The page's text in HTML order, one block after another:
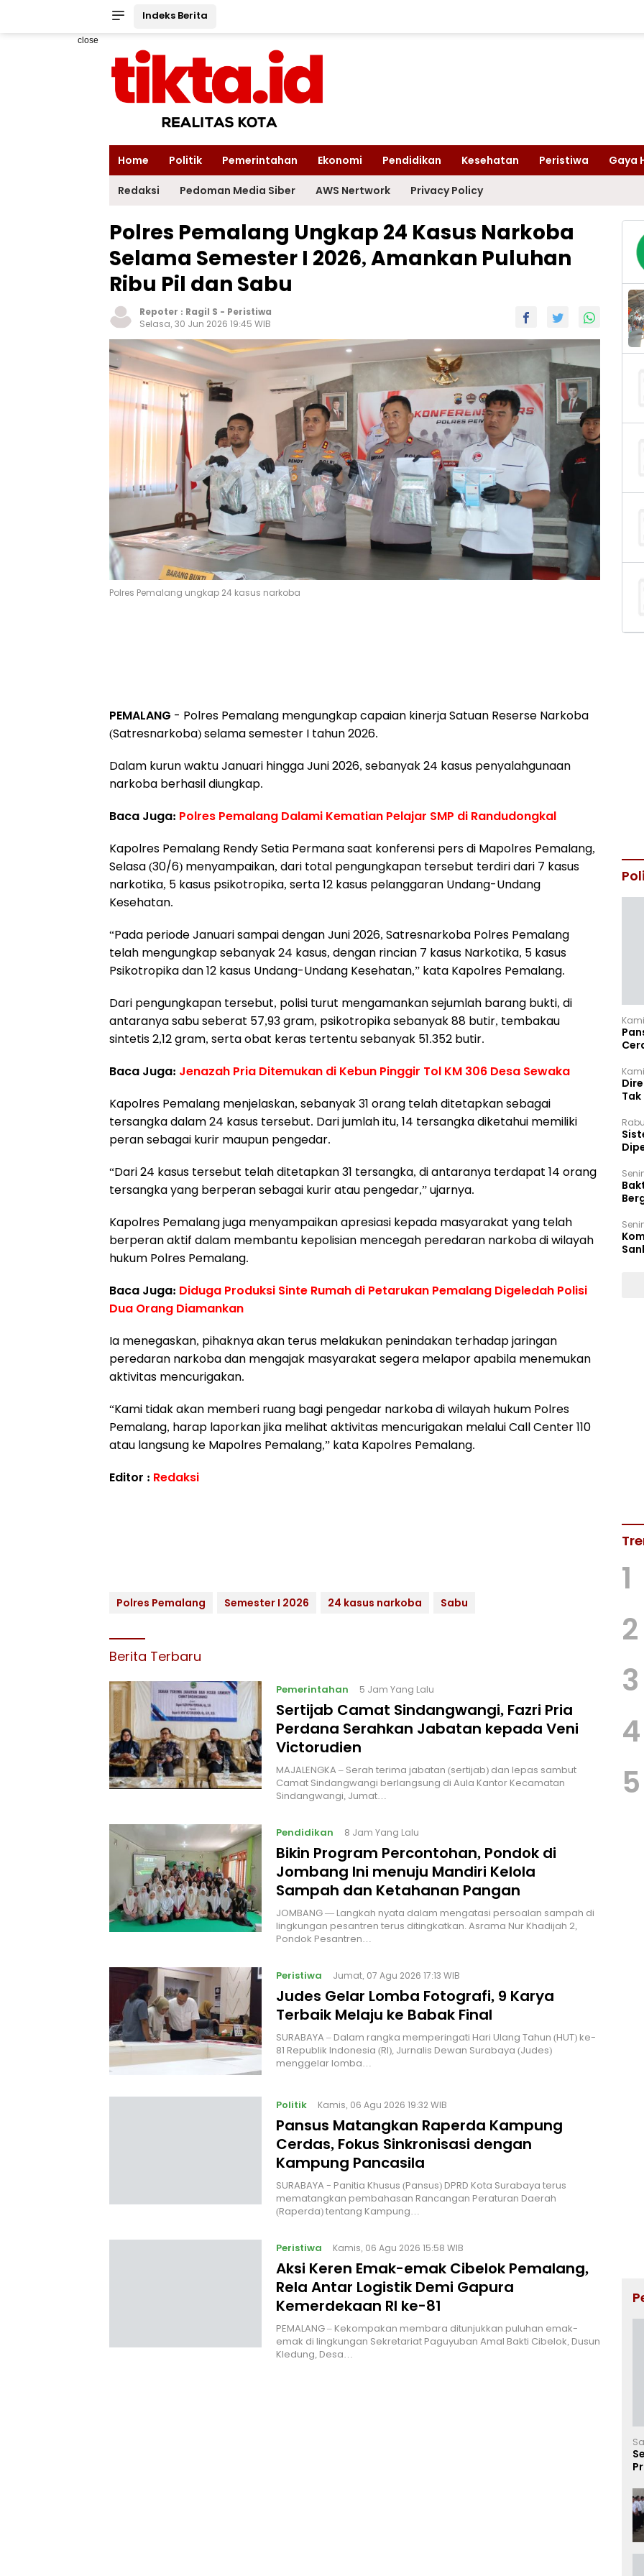
Indeks Berita
close
Home Politik Pemerintahan Ekonomi Pendidikan Kesehatan Peristiwa Gaya
Redaksi Pedoman Media Siber AWS Nertwork Privacy Policy
Polres Pemalang Ungkap 24 Kasus Narkoba
Selama Semester I 2026, Amankan Puluhan
Ribu Pil dan Sabu
Repoter : Ragil S - Peristiwa
Selasa, 30 Jun 2026 19:45 WIB
Polres Pemalang ungkap 24 kasus narkoba
PEMALANG - Polres Pemalang mengungkap capaian kinerja Satuan Reserse Narkoba
(Satresnarkoba) selama semester I tahun 2026.
Dalam kurun waktu Januari hingga Juni 2026, sebanyak 24 kasus penyalahgunaan
narkoba berhasil diungkap.
Baca Juga: Polres Pemalang Dalami Kematian Pelajar SMP di Randudongkal
Kapolres Pemalang Rendy Setia Permana saat konferensi pers di Mapolres Pemalang,
Selasa (30/6) menyampaikan, dari total pengungkapan tersebut terdiri dari 7 kasus
narkotika, 5 kasus psikotropika, serta 12 kasus pelanggaran Undang-Undang
Kesehatan.
“Pada periode Januari sampai dengan Juni 2026, Satresnarkoba Polres Pemalang
telah mengungkap sebanyak 24 kasus, dengan rincian 7 kasus Narkotika, 5 kasus
Psikotropika dan 12 kasus Undang-Undang Kesehatan,” kata Kapolres Pemalang.
Dari pengungkapan tersebut, polisi turut mengamankan sejumlah barang bukti, di
antaranya sabu seberat 57,93 gram, psikotropika sebanyak 88 butir, tembakau
sintetis 2,12 gram, serta obat keras tertentu sebanyak 51.352 butir.
Baca Juga: Jenazah Pria Ditemukan di Kebun Pinggir Tol KM 306 Desa Sewaka
Kapolres Pemalang menjelaskan, sebanyak 31 orang telah ditetapkan sebagai
tersangka dalam 24 kasus tersebut. Dari jumlah itu, 14 tersangka diketahui memiliki
peran sebagai kurir maupun pengedar.
“Dari 24 kasus tersebut telah ditetapkan 31 tersangka, di antaranya terdapat 14 orang
tersangka yang berperan sebagai kurir atau pengedar,” ujarnya.
Kapolres Pemalang juga menyampaikan apresiasi kepada masyarakat yang telah
berperan aktif dalam membantu kepolisian mencegah peredaran narkoba di wilayah
hukum Polres Pemalang.
Baca Juga: Diduga Produksi Sinte Rumah di Petarukan Pemalang Digeledah Polisi
Dua Orang Diamankan
Ia menegaskan, pihaknya akan terus melakukan penindakan terhadap jaringan
peredaran narkoba dan mengajak masyarakat segera melapor apabila menemukan
aktivitas mencurigakan.
“Kami tidak akan memberi ruang bagi pengedar narkoba di wilayah hukum Polres
Pemalang, harap laporkan jika melihat aktivitas mencurigakan melalui Call Center 110
atau langsung ke Mapolres Pemalang,” kata Kapolres Pemalang.
Editor : Redaksi
Polres Pemalang Semester I 2026 24 kasus narkoba Sabu
Berita Terbaru
Pemerintahan 5 Jam Yang Lalu
Sertijab Camat Sindangwangi, Fazri Pria
Perdana Serahkan Jabatan kepada Veni
Victorudien
MAJALENGKA – Serah terima jabatan (sertijab) dan lepas sambut
Camat Sindangwangi berlangsung di Aula Kantor Kecamatan
Sindangwangi, Jumat…
Pendidikan 8 Jam Yang Lalu
Bikin Program Percontohan, Pondok di
Jombang Ini menuju Mandiri Kelola
Sampah dan Ketahanan Pangan
JOMBANG — Langkah nyata dalam mengatasi persoalan sampah di
lingkungan pesantren terus ditingkatkan. Asrama Nur Khadijah 2,
Pondok Pesantren…
Peristiwa Jumat, 07 Agu 2026 17:13 WIB
Judes Gelar Lomba Fotografi, 9 Karya
Terbaik Melaju ke Babak Final
‎SURABAYA – Dalam rangka memperingati Hari Ulang Tahun (HUT) ke-
81 Republik Indonesia (RI), Jurnalis Dewan Surabaya (Judes)
menggelar lomba…
Politik Kamis, 06 Agu 2026 19:32 WIB
Pansus Matangkan Raperda Kampung
Cerdas, Fokus Sinkronisasi dengan
Kampung Pancasila
‎SURABAYA - Panitia Khusus (Pansus) DPRD Kota Surabaya terus
mematangkan pembahasan Rancangan Peraturan Daerah
(Raperda) tentang Kampung…
Peristiwa Kamis, 06 Agu 2026 15:58 WIB
Aksi Keren Emak-emak Cibelok Pemalang,
Rela Antar Logistik Demi Gapura
Kemerdekaan RI ke-81
PEMALANG – Kekompakan membara ditunjukkan puluhan emak-
emak di lingkungan Sekretariat Paguyuban Amal Bakti Cibelok, Dusun
Kledung, Desa…
1
2
3
4
5